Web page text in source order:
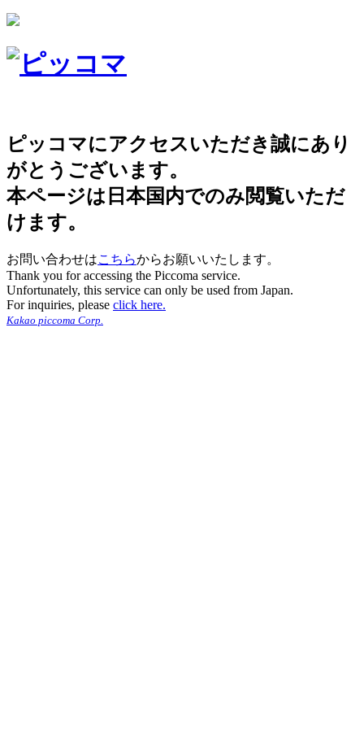
ピッコマにアクセスいただき誠にあり
がとうございます。
本ページは日本国内でのみ閲覧いただ
けます。
お問い合わせはこちらからお願いいたします。
Thank you for accessing the Piccoma service.
Unfortunately, this service can only be used from Japan.
For inquiries, please click here.
Kakao piccoma Corp.